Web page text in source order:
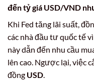
đếntỷ giá USD/VND
Khi Fed tăng lãi suất,
các nhà đầu tư quốc tế
này dẫn đến nhu cầu
lên cao. Ngược lại, việc
đồng USD